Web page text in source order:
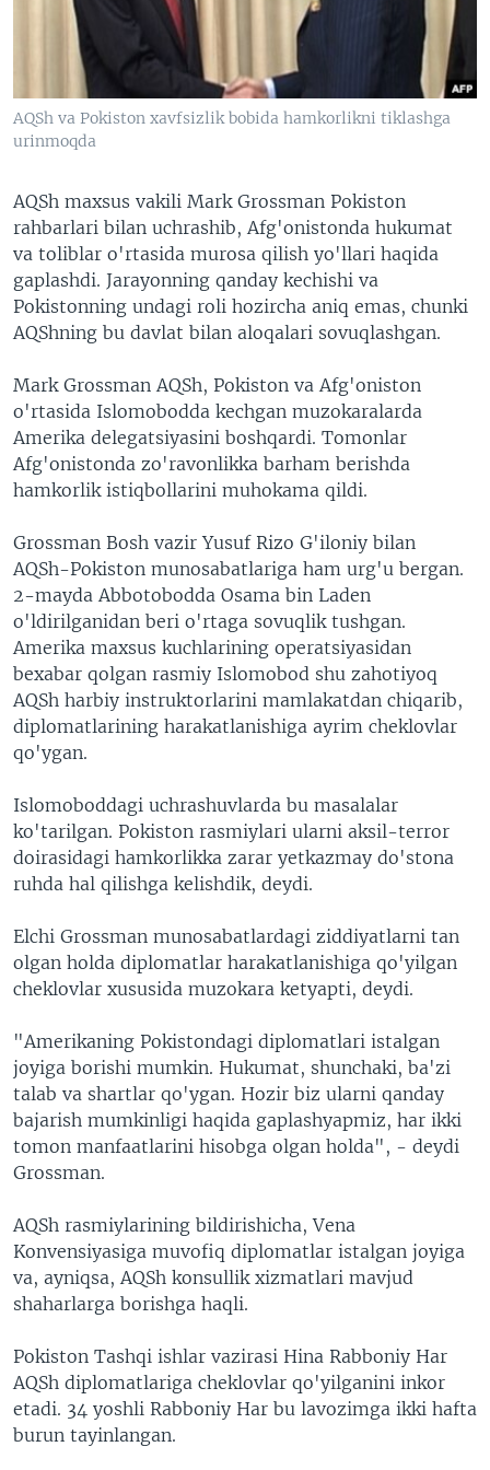
VIDEO
XABARLAR SURATLARDA
ODNOKLASSNIKI
TELEGRAM
TWITTER
SOUNDCLOUD
VOA
AQSh va Pokiston xavfsizlik bobida hamkorlikni tiklashga
urinmoqda
AQSh maxsus vakili Mark Grossman Pokiston
rahbarlari bilan uchrashib, Afg'onistonda hukumat
va toliblar o'rtasida murosa qilish yo'llari haqida
gaplashdi. Jarayonning qanday kechishi va
Pokistonning undagi roli hozircha aniq emas, chunki
AQShning bu davlat bilan aloqalari sovuqlashgan.
Mark Grossman AQSh, Pokiston va Afg'oniston
o'rtasida Islomobodda kechgan muzokaralarda
Amerika delegatsiyasini boshqardi. Tomonlar
Afg'onistonda zo'ravonlikka barham berishda
hamkorlik istiqbollarini muhokama qildi.
Grossman Bosh vazir Yusuf Rizo G'iloniy bilan
AQSh-Pokiston munosabatlariga ham urg'u bergan.
2-mayda Abbotobodda Osama bin Laden
o'ldirilganidan beri o'rtaga sovuqlik tushgan.
Amerika maxsus kuchlarining operatsiyasidan
bexabar qolgan rasmiy Islomobod shu zahotiyoq
AQSh harbiy instruktorlarini mamlakatdan chiqarib,
diplomatlarining harakatlanishiga ayrim cheklovlar
qo'ygan.
Islomoboddagi uchrashuvlarda bu masalalar
ko'tarilgan. Pokiston rasmiylari ularni aksil-terror
doirasidagi hamkorlikka zarar yetkazmay do'stona
ruhda hal qilishga kelishdik, deydi.
Elchi Grossman munosabatlardagi ziddiyatlarni tan
olgan holda diplomatlar harakatlanishiga qo'yilgan
cheklovlar xususida muzokara ketyapti, deydi.
"Amerikaning Pokistondagi diplomatlari istalgan
joyiga borishi mumkin. Hukumat, shunchaki, ba'zi
talab va shartlar qo'ygan. Hozir biz ularni qanday
bajarish mumkinligi haqida gaplashyapmiz, har ikki
tomon manfaatlarini hisobga olgan holda", - deydi
Grossman.
AQSh rasmiylarining bildirishicha, Vena
Konvensiyasiga muvofiq diplomatlar istalgan joyiga
va, ayniqsa, AQSh konsullik xizmatlari mavjud
shaharlarga borishga haqli.
Pokiston Tashqi ishlar vazirasi Hina Rabboniy Har
AQSh diplomatlariga cheklovlar qo'yilganini inkor
etadi. 34 yoshli Rabboniy Har bu lavozimga ikki hafta
burun tayinlangan.